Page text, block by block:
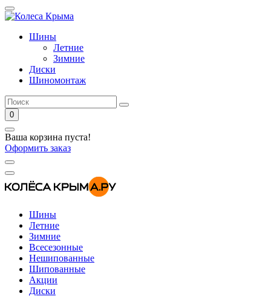
Шины
Летние
Зимние
Диски
Шиномонтаж
0
Ваша корзина пуста!
Оформить заказ
Шины
Летние
Зимние
Всесезонные
Нешипованные
Шипованные
Акции
Диски